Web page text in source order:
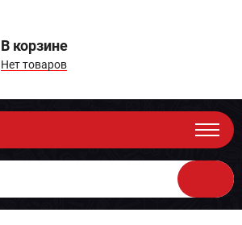
В корзине
Нет товаров